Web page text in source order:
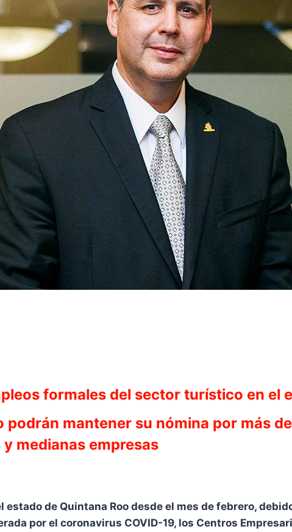
formales del sector turístico en el
podrán mantener su nómina por más
medianas empresas
de Quintana Roo desde el mes de febrero,
por el coronavirus COVID-19, los Centros